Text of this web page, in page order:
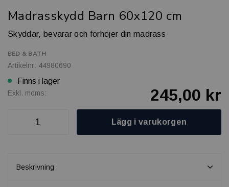
Madrasskydd Barn 60x120 cm
Skyddar, bevarar och förhöjer din madrass
BED & BATH
Artikelnr: 44980690
Finns i lager
Exkl. moms: 245,00 kr
Lägg i varukorgen
Beskrivning